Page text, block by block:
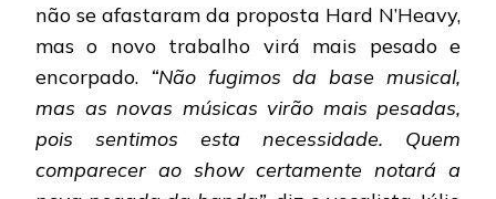
não se afastaram da proposta Hard N’Heavy,
mas o novo trabalho virá mais pesado e
encorpado. “Não fugimos da base musical,
mas as novas músicas virão mais pesadas,
pois sentimos esta necessidade. Quem
comparecer ao show certamente notará a